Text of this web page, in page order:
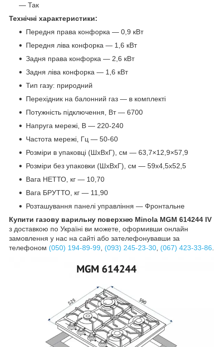
— Так
Технічні характеристики:
Передня права конфорка — 0,9 кВт
Передня ліва конфорка — 1,6 кВт
Задня права конфорка — 2,6 кВт
Задня ліва конфорка — 1,6 кВт
Тип газу: природний
Перехідник на балонний газ — в комплекті
Потужність підключення, Вт — 6700
Напруга мережі, В — 220-240
Частота мережі, Гц — 50-60
Розміри в упаковці (ШхВхГ), см — 63,7×12,9×57,9
Розміри без упаковки (ШхВхГ), см — 59х4,5х52,5
Вага НЕТТО, кг — 10,70
Вага БРУТТО, кг — 11,90
Розташування панелі управління — Фронтальне
Купити газову варильну поверхню Minola MGM 614244 IV
з доставкою по Україні ви можете, оформивши онлайн
замовлення у нас на сайті або зателефонувавши за
телефоном (050) 194-89-99 (093) 245-23-30 (067) 423-33-86